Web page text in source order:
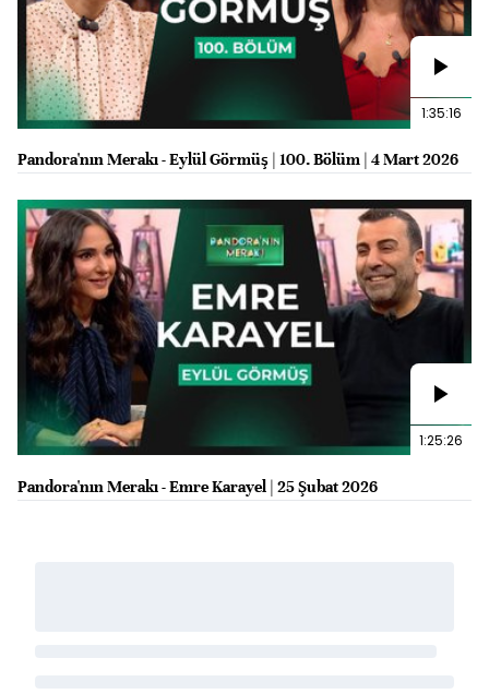
1:35:16
Pandora'nın Merakı - Eylül Görmüş | 100. Bölüm | 4 Mart 2026
1:25:26
Pandora'nın Merakı - Emre Karayel | 25 Şubat 2026